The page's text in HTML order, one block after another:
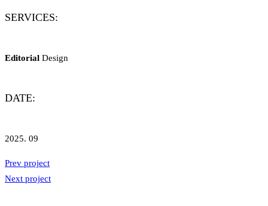
SERVICES:
Editorial Design
DATE:
2025. 09
Prev project
Next project